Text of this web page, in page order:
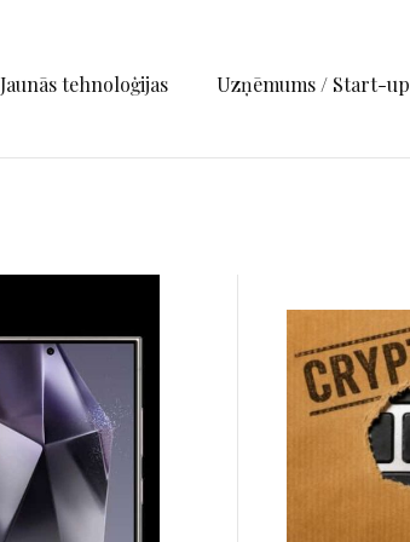
Jaunās tehnoloģijas Uzņēmums / Start-up